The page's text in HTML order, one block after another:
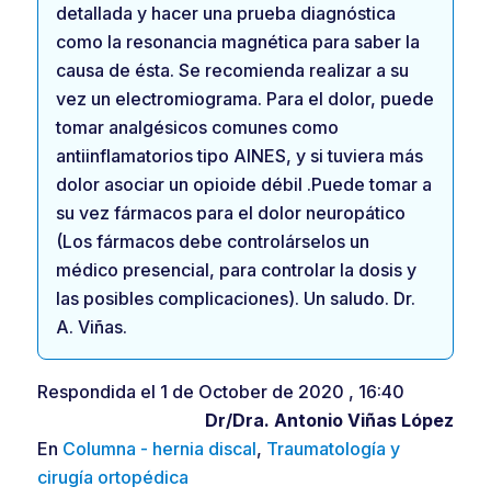
detallada y hacer una prueba diagnóstica
como la resonancia magnética para saber la
causa de ésta. Se recomienda realizar a su
vez un electromiograma. Para el dolor, puede
tomar analgésicos comunes como
antiinflamatorios tipo AINES, y si tuviera más
dolor asociar un opioide débil .Puede tomar a
su vez fármacos para el dolor neuropático
(Los fármacos debe controlárselos un
médico presencial, para controlar la dosis y
las posibles complicaciones). Un saludo. Dr.
A. Viñas.
Respondida el 1 de October de 2020 , 16:40
Dr/Dra. Antonio Viñas López
En Columna - hernia discal, Traumatología y
cirugía ortopédica